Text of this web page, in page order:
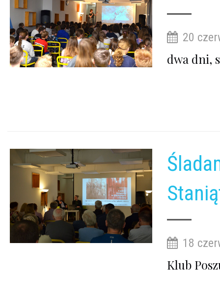
20
dwa dni,
18
Klub